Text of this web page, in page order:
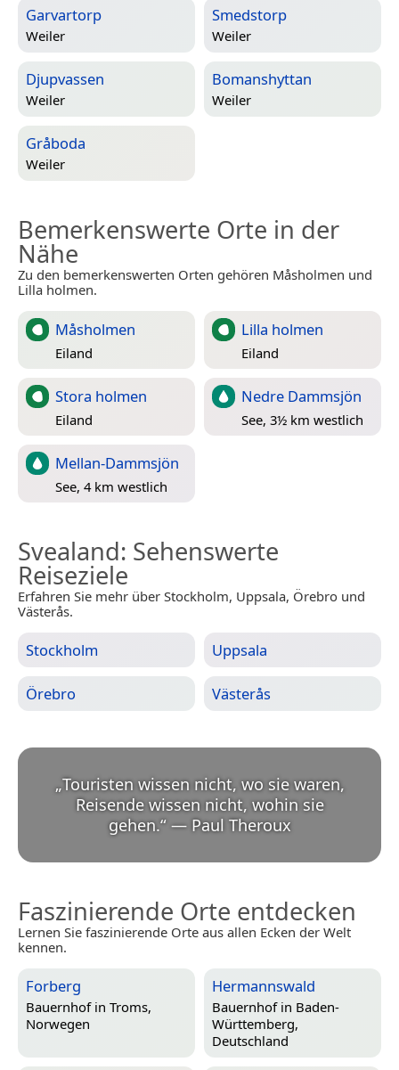
Garvartorp
Weiler
Smedstorp
Weiler
Djupvassen
Weiler
Bomanshyttan
Weiler
Gråboda
Weiler
Bemerkenswerte Orte in der
Nähe
Zu den bemerkenswerten Orten gehören Måsholmen und
Lilla holmen.
Måsholmen
Eiland
Lilla holmen
Eiland
Stora holmen
Eiland
Nedre Dammsjön
See, 3½ km westlich
Mellan-Dammsjön
See, 4 km westlich
Svealand: Sehenswerte
Reiseziele
Erfahren Sie mehr über Stockholm, Uppsala, Örebro und
Västerås.
Stockholm Uppsala
Örebro Västerås
„Touristen wissen nicht, wo sie waren,
Reisende wissen nicht, wohin sie
gehen.“ — Paul Theroux
Faszinierende Orte entdecken
Lernen Sie faszinierende Orte aus allen Ecken der Welt
kennen.
Forberg
Bauernhof in Troms,
Norwegen
Hermannswald
Bauernhof in Baden-
Württemberg,
Deutschland